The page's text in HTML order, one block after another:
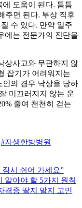
도움이 된다. 틈틈
주면 된다. 부상 직후
수 있다. 만약 일주
에는 전문가의 진단을
상사고와 무관하지 않
잡기가 어려워지는
인의 경우 낙상을 당하
미끄러지지 않는 운
줄여 천천히 걷는
#자생한방병원
시 쉬어 가세요”
알아야 할 5가지 원칙
격증 딸지 말지 고민